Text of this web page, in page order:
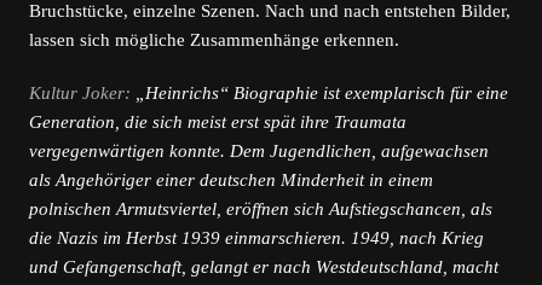
Bruchstücke, einzelne Szenen. Nach und nach entstehen Bilder,
lassen sich mögliche Zusammenhänge erkennen.
Kultur Joker: „Heinrichs“ Biographie ist exemplarisch für eine
Generation, die sich meist erst spät ihre Traumata
vergegenwärtigen konnte. Dem Jugendlichen, aufgewachsen
als Angehöriger einer deutschen Minderheit in einem
polnischen Armutsviertel, eröffnen sich Aufstiegschancen, als
die Nazis im Herbst 1939 einmarschieren. 1949, nach Krieg
und Gefangenschaft, gelangt er nach Westdeutschland, macht